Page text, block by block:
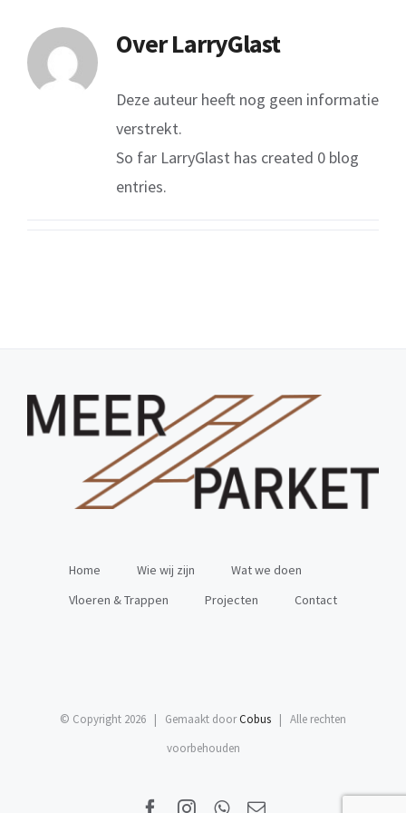
OverLarryGlast
Deze auteur heeft nog geen informatie
verstrekt.
So far LarryGlast has created 0 blog
entries.
Home Wie wij zijn
Wat we doen
Vloeren & Trappen
Projecten Contact
© Copyright 2026 | Gemaakt doorCobus | Alle rechten
voorbehouden
Facebook
Instagram
WhatsApp
E-